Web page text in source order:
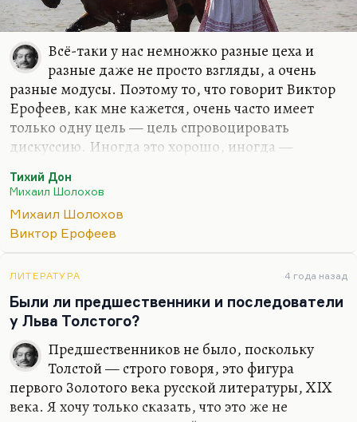
Всё-таки у нас немножко разные цеха и
разные даже не просто взгляды, а очень
разные модусы. Поэтому то, что говорит Виктор
Ерофеев, как мне кажется, очень часто имеет
только одну цель — цель спровоцировать
дискуссию. Иногда это хорошо, иногда —
Мне кажется, что случай Шолохова достаточно
очевиден. Я готов поверить, что Шолохов был
старше своих лет, когда писал роман, но мне
четвёртой книги «Тихого Дона» отчётливо видно,
как автор растёт. Я думаю, что он по-настоящему
научился писать к концу третьего — началу
четвёртого тома. Первые два тома меня не
увлекают совершенно, а третий и четвёртый —
это высокая трагедия, исполненная с
библейской…
Тихий Дон
Михаил Шолохов
Михаил Шолохов
Виктор Ерофеев
ЛИТЕРАТУРА 4 года назад
Были ли предшественники и последователи
у Льва Толстого?
Предшественников не было, поскольку
Толстой — строго говоря, это фигура
первого Золотого века русской литературы, XIX
века. Я хочу только сказать, что это же не